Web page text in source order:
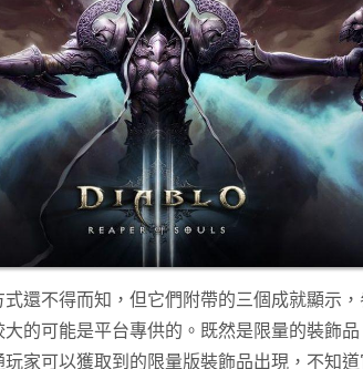
還不得而知，但它們附帶的三個成就顯示，
的可能是平台專供的。既然是限量的裝飾
家可以獲取到的限量版裝飾品出現，不知